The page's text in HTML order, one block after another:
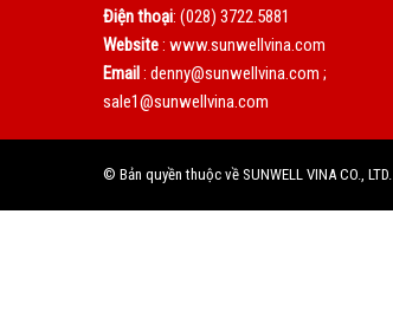
Điện thoại: (028) 3722.5881
Website: www.sunwellvina.com
Email: denny@sunwellvina.com ;
sale1@sunwellvina.com
© Bản quyền thuộc về SUNWELL VINA CO., LTD.